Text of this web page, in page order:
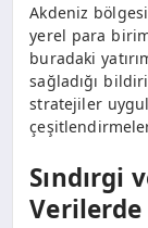
Akdeniz
yerel para
buradaki
sağladığı
stratejiler
Sındırgi